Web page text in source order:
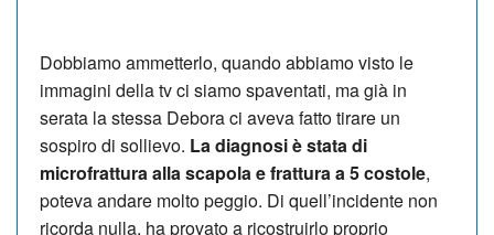
Dobbiamo ammetterlo, quando abbiamo visto le
immagini della tv ci siamo spaventati, ma già in
serata la stessa Debora ci aveva fatto tirare un
sospiro di sollievo. La diagnosi è stata di
microfrattura alla scapola e frattura a 5 costole,
poteva andare molto peggio. Di quell’incidente non
ricorda nulla, ha provato a ricostruirlo proprio